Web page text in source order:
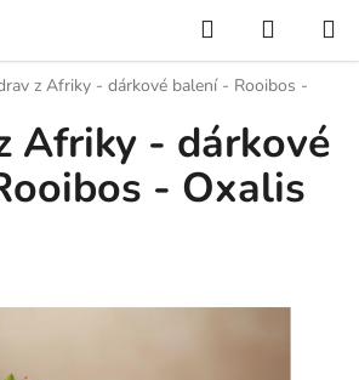
Hledat
KOŠÍK
z Afriky - dárkové balení - Rooibos -
Afriky - dárkové
- Oxalis